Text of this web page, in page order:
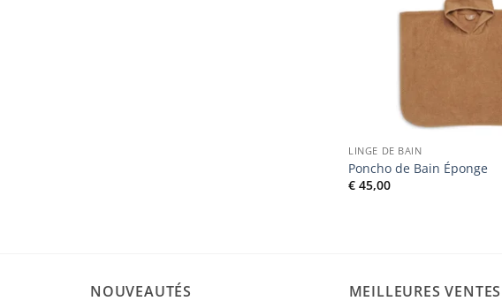
LINGE DE BAIN
Poncho de Bain Éponge
€ 45,00
NOUVEAUTÉS MEILLEURES VENTES